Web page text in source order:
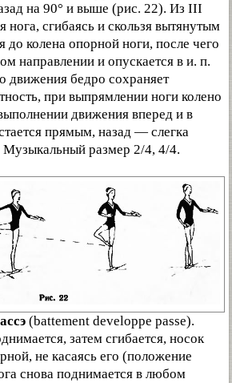
на 90° и выше (рис. 22). Из III
сгибаясь и скользя вытянутым
до колена опорной ноги, после чего
направлении и опускается в и. п.
движения бедро сохраняет
при выпрямлении ноги колено
движения вперед и в
прямым, назад — слегка
Музыкальный размер 2/4, 4/4.
(battement developpe passe).
затем сгибается, носок
не касаясь его (положение
снова поднимается в любом